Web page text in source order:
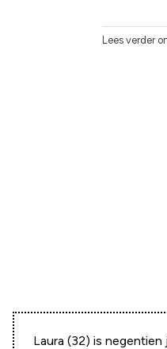
Lees verder
Laura (32) is negentien